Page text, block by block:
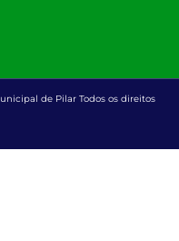
de Pilar Todos os direitos